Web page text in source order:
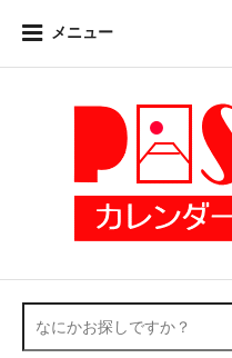
メニュー